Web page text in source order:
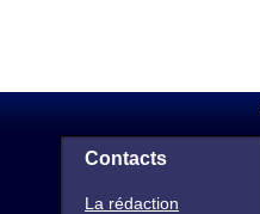
Contacts
La rédaction